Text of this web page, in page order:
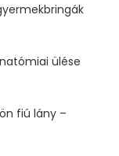
ülése
fiú lány –